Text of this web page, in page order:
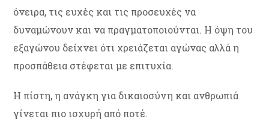
όνειρα, τις ευχές και τις προσευχές να
δυναμώνουν και να πραγματοποιούνται. Η όψη του
εξαγώνου δείχνει ότι χρειάζεται αγώνας αλλά η
προσπάθεια στέφεται με επιτυχία.
Η πίστη, η ανάγκη για δικαιοσύνη και ανθρωπιά
γίνεται πιο ισχυρή από ποτέ.